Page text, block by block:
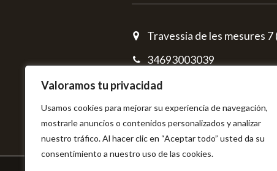
Valoramos tu privacidad
Usamos cookies para mejorar su experiencia de navegación,
mostrarle anuncios o contenidos personalizados y analizar
nuestro tráfico. Al hacer clic en “Aceptar todo” usted da su
consentimiento a nuestro uso de las cookies.
Travessia de les mesures 7
34693003039
info@bioaccio.com